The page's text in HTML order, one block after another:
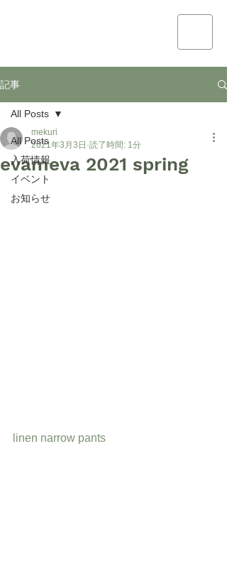
記事
All Posts
入荷情報
イベント
お知らせ
All Posts
evameva 2021 spring
mekuri
2021年3月3日 読了時間: 1分
linen narrow pants